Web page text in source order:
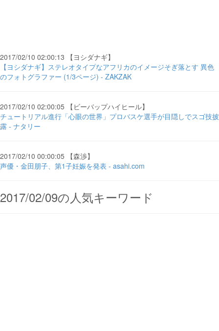
2017/02/10 02:00:13 【ヨシダナギ】
【ヨシダナギ】ステレオタイプなアフリカのイメージそぎ落とす 異色
のフォトグラファー (1/3ページ) - ZAKZAK
2017/02/10 02:00:05 【ビーバップハイヒール】
チュートリアル進行「心眼の世界」プロバスケ選手が目隠しでスゴ技披
露 - ナタリー
2017/02/10 00:00:05 【森渉】
声優・金田朋子、第1子妊娠を発表 - asahi.com
2017/02/09の人気キーワード